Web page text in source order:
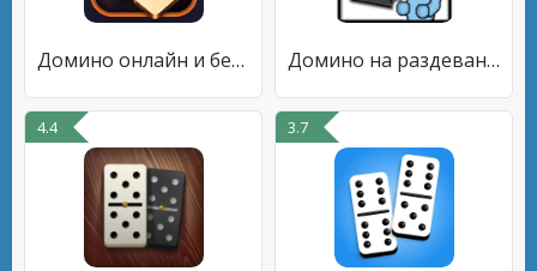
Домино онлайн и без интернета Домино на раздевание+
4.4 3.7